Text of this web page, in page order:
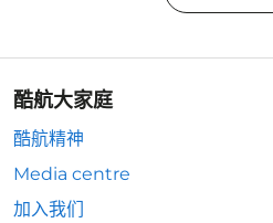
酷航大家庭
酷航精神
Media centre
加入我们